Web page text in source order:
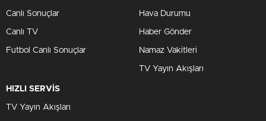
Canlı Sonuçlar
Canlı TV
Futbol Canlı Sonuçlar
Hava Durumu
Haber Gönder
Namaz Vakitleri
TV Yayın Akışları
HIZLI SERVİS
TV Yayın Akışları